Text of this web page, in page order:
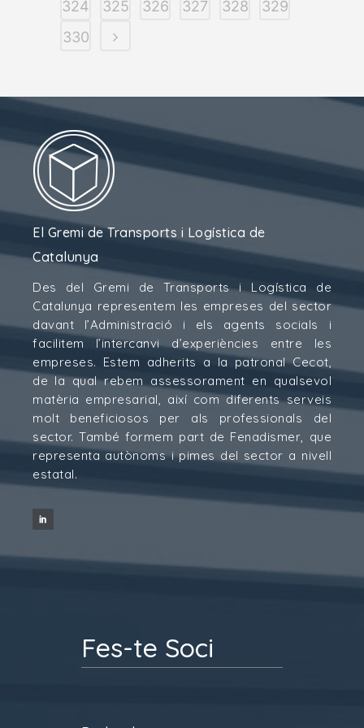
324 325 326 327 328
329
330
El Gremi de Transports i Logística de
Catalunya
Des del Gremi de Transports i Logística de
Catalunya representem les empreses del sector
davant l’Administració i els agents socials i
facilitem l’intercanvi d’experiències entre les
empreses. Estem adherits a la patronal Cecot,
de la qual rebem assessorament en qualsevol
matèria empresarial, així com diferents serveis
molt beneficiosos per als professionals del
sector. També formem part de Fenadismer, que
representa autònoms i pimes del sector a nivell
estatal.
Fes-te Soci